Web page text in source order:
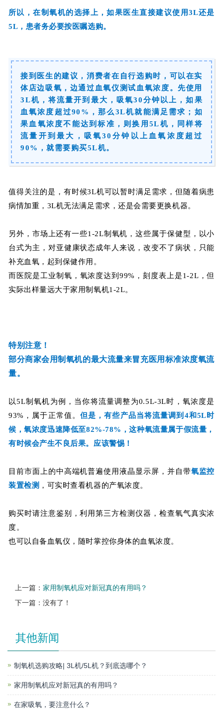
所以，在制氧机的选择上，如果医生直接建议使用3L还是
5L，患者务必要按医嘱选购。
接到医生的建议，消费者在自行选购时，可以在实
体店边吸氧，边通过血氧仪测试血氧浓度。先使用
3L机，将流量开到最大，吸氧30分钟以上，如果
血氧浓度超过90%，那么3L机就能满足需求；如
果血氧浓度不能达到标准，则换用5L机，同样将
流量开到最大，吸氧30分钟以上血氧浓度超过
90%，就需要购买5L机。
值得关注的是，有时候3L机可以暂时满足需求，但随着病患
病情加重，3L机无法满足需求，还是会需要更换机器。
另外，市场上还有一些1-2L制氧机，这些属于保健型，以小
台式为主，对亚健康状态成年人来说，改变不了病状，只能
补充血氧，起到保健作用。
而医院是工业制氧，氧浓度达到99%，刻度表上是1-2L，但
实际出样量远大于家用制氧机1-2L。
特别注意！
部分商家会用制氧机的最大流量来冒充医用标准浓度氧流
量。
以5L制氧机为例，当你将流量调整为0.5L-3L时，氧浓度是
93%，属于正常值。但是，有些产品当将流量调到4和5L时
候，氧浓度迅速降低至82%-78%，这种氧流量属于假流量，
有时候会产生不良后果。应该警惕！
目前市面上的中高端机普遍使用液晶显示屏，并自带氧监控
装置检测 ，可实时查看机器的产氧浓度。
购买时请注意鉴别，利用第三方检测仪器，检查氧气真实浓
度。
也可以自备血氧仪，随时掌控你身体的血氧浓度。
上一篇： 家用制氧机应对新冠真的有用吗？
下一篇：没有了！
其他新闻
制氧机选购攻略| 3L机/5L机？到底选哪个？
家用制氧机应对新冠真的有用吗？
在家吸氧，要注意什么？